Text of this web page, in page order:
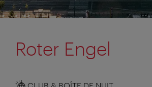
Roter Engel